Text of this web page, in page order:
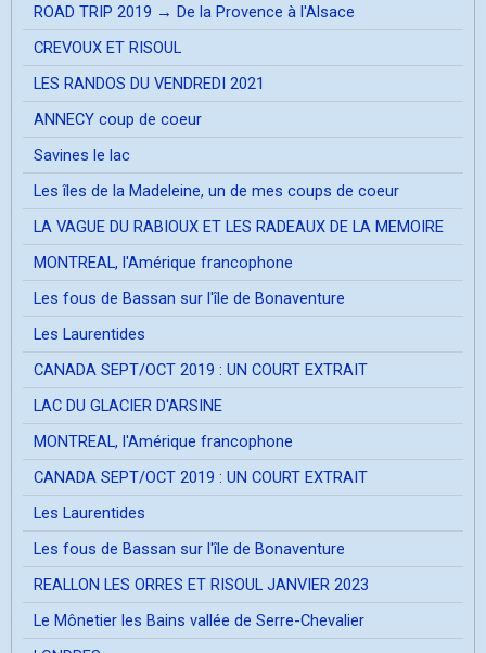
ROAD TRIP 2019 → De la Provence à l'Alsace
CREVOUX ET RISOUL
LES RANDOS DU VENDREDI 2021
ANNECY coup de coeur
Savines le lac
Les îles de la Madeleine, un de mes coups de coeur
LA VAGUE DU RABIOUX ET LES RADEAUX DE LA MEMOIRE
MONTREAL, l'Amérique francophone
Les fous de Bassan sur l'île de Bonaventure
Les Laurentides
CANADA SEPT/OCT 2019 : UN COURT EXTRAIT
LAC DU GLACIER D'ARSINE
MONTREAL, l'Amérique francophone
CANADA SEPT/OCT 2019 : UN COURT EXTRAIT
Les Laurentides
Les fous de Bassan sur l'île de Bonaventure
REALLON LES ORRES ET RISOUL JANVIER 2023
Le Mônetier les Bains vallée de Serre-Chevalier